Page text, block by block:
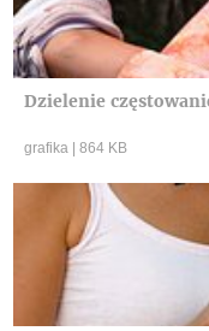
Dzielenie
grafika 864 KB